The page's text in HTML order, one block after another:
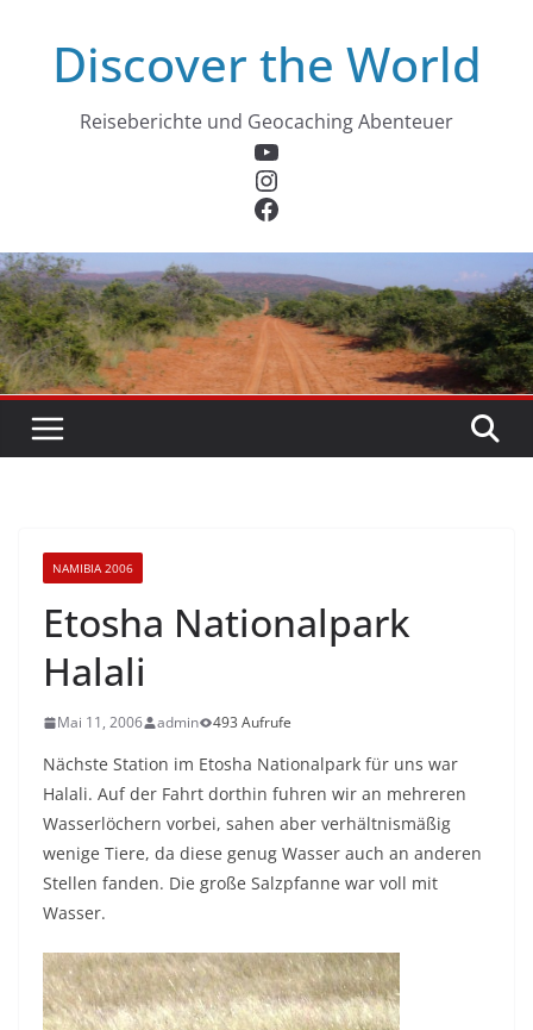
springenDiscover the World
Reiseberichte und Geocaching Abenteuer
YouTube
Instagram
Facebook
NAMIBIA 2006
Etosha Nationalpark
Halali
Mai 11, 2006 admin 493 Aufrufe
Nächste Station im Etosha Nationalpark für uns war
Halali. Auf der Fahrt dorthin fuhren wir an mehreren
Wasserlöchern vorbei, sahen aber verhältnismäßig
wenige Tiere, da diese genug Wasser auch an anderen
Stellen fanden. Die große Salzpfanne war voll mit
Wasser.